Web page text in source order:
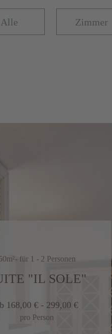
Alle Zimmer
- für 1 - 2 Personen
"IL SOLE"
168,00 € - 299,00 €
pro Person